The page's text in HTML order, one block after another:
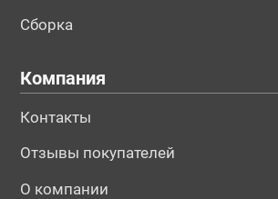
Сборка
Компания
Контакты
Отзывы покупателей
О компании